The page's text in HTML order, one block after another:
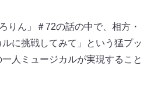
りん」＃72の話の中で、相方・
に挑戦してみて」という猛プッ
人ミュージカルが実現すること